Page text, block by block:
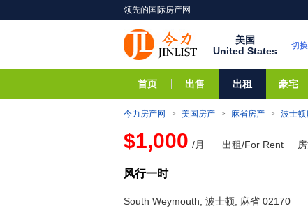
领先的国际房产网
美国
United States
切换
首页 出售 出租 豪宅
今力房产网 > 美国房产 > 麻省房产 > 波士顿
$1,000 /月 出租/For Rent
风行一时
South Weymouth, 波士顿, 麻省 02170